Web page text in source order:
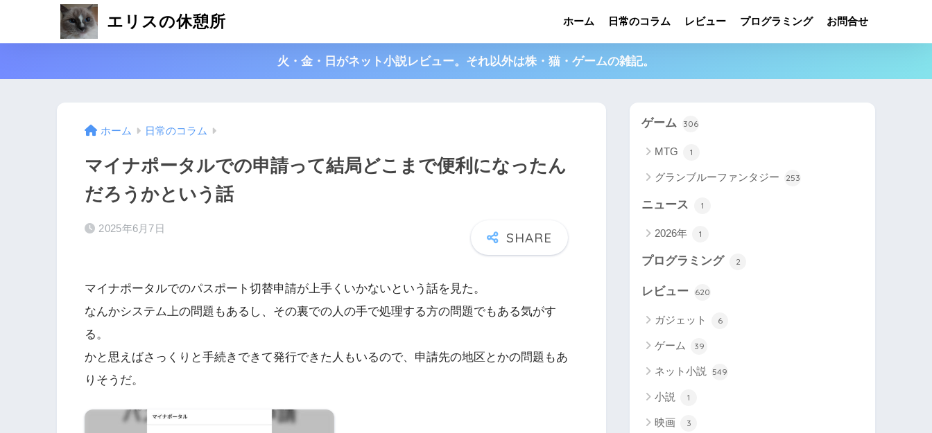
エリスの休憩所 ホーム 日常のコラム レビュー プログラミング お問合せ
火・金・日がネット小説レビュー。それ以外は株・猫・ゲームの雑記。
ホーム 日常のコラム
マイナポータルでの申請って結局どこまで便利になったん
だろうかという話
2025年6月7日
マイナポータルでのパスポート切替申請が上手くいかないという話を見た。
なんかシステム上の問題もあるし、その裏での人の手で処理する方の問題でもある気がす
る。
かと思えばさっくりと手続きできて発行できた人もいるので、申請先の地区とかの問題もあ
りそうだ。
ゲーム 306
MTG 1
グランブルーファンタジー 253
ニュース 1
2026年 1
プログラミング 2
レビュー 620
ガジェット 6
ゲーム 39
ネット小説 549
小説 1
映画 3